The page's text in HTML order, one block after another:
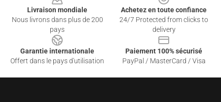
Livraison mondiale
Nous livrons dans plus de 200
pays
Achetez en toute confiance
24/7 Protected from clicks to
delivery
Garantie internationale
Offert dans le pays d'utilisation
Paiement 100% sécurisé
PayPal / MasterCard / Visa